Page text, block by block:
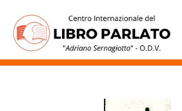
contenuto